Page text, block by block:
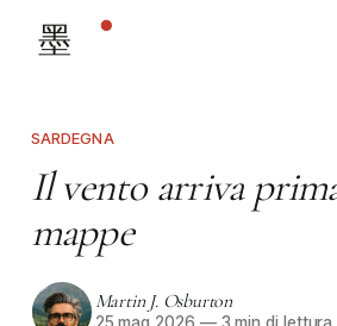
SARDEGNA
Il vento arriva
mappe
Martin J. Osburton